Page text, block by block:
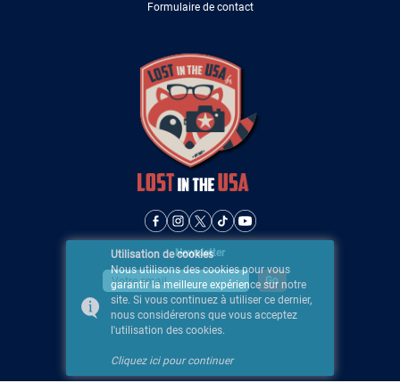
Formulaire de contact
Newsletter
Utilisation de cookies
Nous utilisons des cookies pour vous
garantir la meilleure expérience sur notre
site. Si vous continuez à utiliser ce dernier,
nous considérerons que vous acceptez
l'utilisation des cookies.
Cliquez ici pour continuer